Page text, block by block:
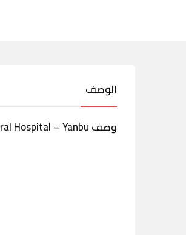
الوصف
وصف Yanbu general Hospital – Yanbu